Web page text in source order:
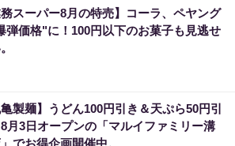
務スーパー8月の特売】コーラ、ペヤング
弾価格"に！100円以下のお菓子も見逃せ
亀製麺】うどん100円引き＆天ぷら50円引
月3日オープンの「マルイファミリー溝
でお得企画開催中。